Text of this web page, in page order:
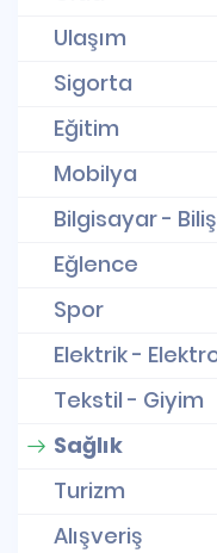
Ulaşım
Sigorta
Eğitim
Mobilya
Bilgisayar -
Eğlence
Spor
Elektrik -
Tekstil - Giyim
Sağlık
Turizm
Alışveriş